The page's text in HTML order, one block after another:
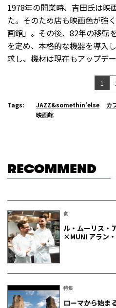
1978年の開業時、吉田氏は映
た。そのため店も映画色が強
画館」。その後、82年の移転
を定め、本格的な機器を導入
求し、機材は現在もアップデ
1
Tags: JAZZ&somethin'else カ
映画館
RECOMMEND
食
ル・ムーリス・
×MUNI アラン
特集
ローマから始